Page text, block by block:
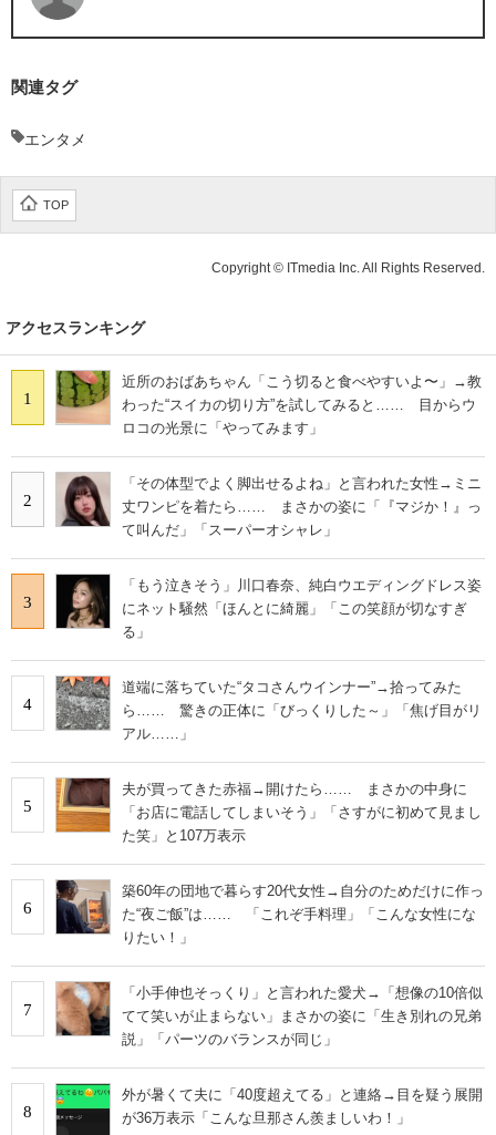
関連タグ
エンタメ
TOP
Copyright © ITmedia Inc. All Rights Reserved.
アクセスランキング
1
近所のおばあちゃん「こう切ると食べやすいよ〜」→教
わった“スイカの切り方”を試してみると…… 目からウ
ロコの光景に「やってみます」
2
「その体型でよく脚出せるよね」と言われた女性→ミニ
丈ワンピを着たら…… まさかの姿に「『マジか！』っ
て叫んだ」「スーパーオシャレ」
3
「もう泣きそう」川口春奈、純白ウエディングドレス姿
にネット騒然「ほんとに綺麗」「この笑顔が切なすぎ
る」
4
道端に落ちていた“タコさんウインナー”→拾ってみた
ら…… 驚きの正体に「びっくりした～」「焦げ目がリ
アル……」
5
夫が買ってきた赤福→開けたら…… まさかの中身に
「お店に電話してしまいそう」「さすがに初めて見まし
た笑」と107万表示
6
築60年の団地で暮らす20代女性→自分のためだけに作っ
た“夜ご飯”は…… 「これぞ手料理」「こんな女性にな
りたい！」
7
「小手伸也そっくり」と言われた愛犬→「想像の10倍似
てて笑いが止まらない」まさかの姿に「生き別れの兄弟
説」「パーツのバランスが同じ」
8
外が暑くて夫に「40度超えてる」と連絡→目を疑う展開
が36万表示「こんな旦那さん羨ましいわ！」